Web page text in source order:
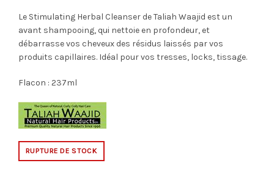
Le Stimulating Herbal Cleanser de Taliah Waajid est un
avant shampooing, qui nettoie en profondeur, et
débarrasse vos cheveux des résidus laissés par vos
produits capillaires. Idéal pour vos tresses, locks, tissage.
Flacon : 237ml
RUPTURE DE STOCK